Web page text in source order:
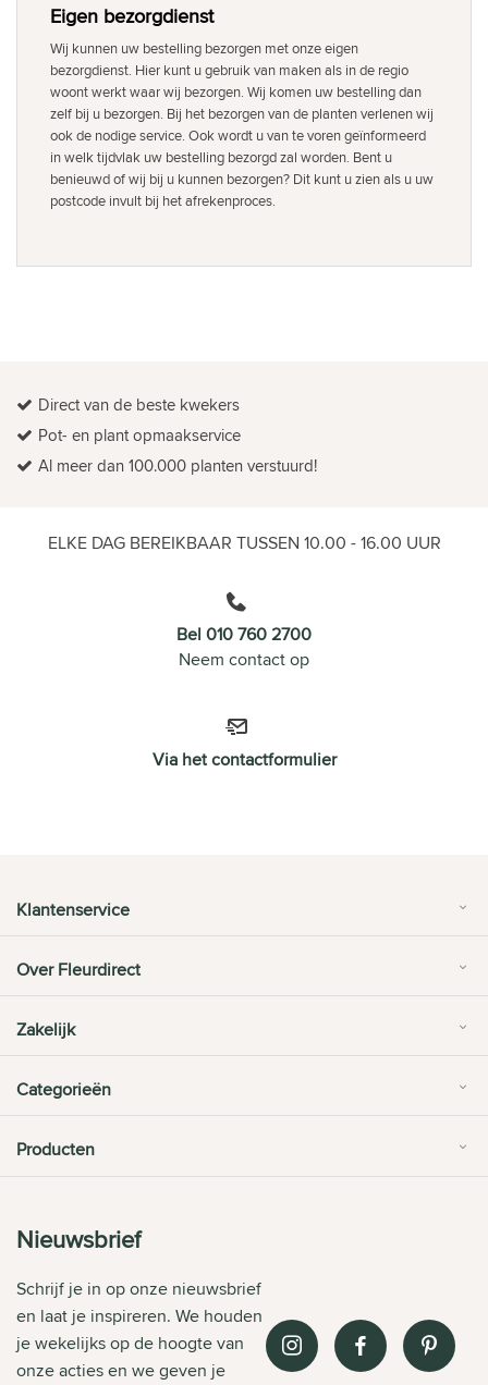
Eigen bezorgdienst
Wij kunnen uw bestelling bezorgen met onze eigen
bezorgdienst. Hier kunt u gebruik van maken als in de regio
woont werkt waar wij bezorgen. Wij komen uw bestelling dan
zelf bij u bezorgen. Bij het bezorgen van de planten verlenen wij
ook de nodige service. Ook wordt u van te voren geïnformeerd
in welk tijdvlak uw bestelling bezorgd zal worden. Bent u
benieuwd of wij bij u kunnen bezorgen? Dit kunt u zien als u uw
postcode invult bij het afrekenproces.
Direct van de beste kwekers
Pot- en plant opmaakservice
Al meer dan 100.000 planten verstuurd!
ELKE DAG BEREIKBAAR TUSSEN 10.00 - 16.00 UUR
Bel 010 760 2700
Neem contact op
Via het contactformulier
Klantenservice
Over Fleurdirect
Zakelijk
Categorieën
Producten
Nieuwsbrief
Schrijf je in op onze nieuwsbrief
en laat je inspireren. We houden
je wekelijks op de hoogte van
onze acties en we geven je